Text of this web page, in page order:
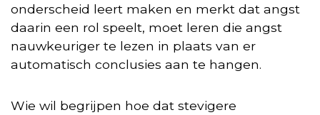
onderscheid leert maken en merkt dat angst
daarin een rol speelt, moet leren die angst
nauwkeuriger te lezen in plaats van er
automatisch conclusies aan te hangen.
Wie wil begrijpen hoe dat stevigere